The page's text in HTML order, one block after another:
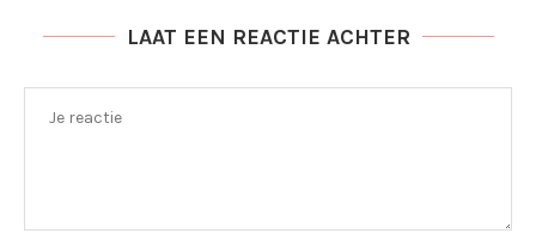
LAAT EEN REACTIE ACHTER